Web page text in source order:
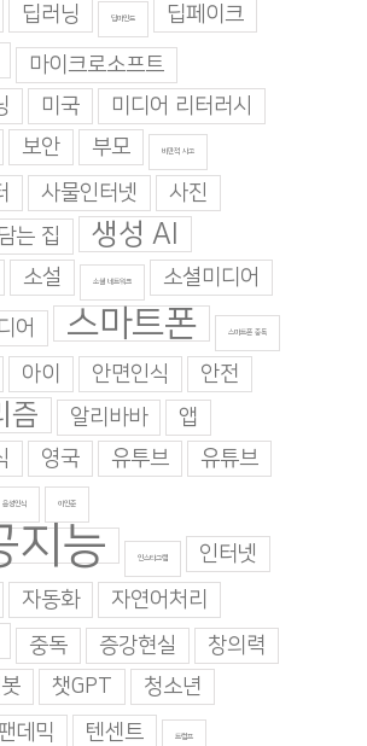
평균의 기계 — AI는 이야기
를 ‘쓰지만’ 구상하지는 않는
다
2026년 7월 27일. 월요일
0 댓글
배려가 만든 부정
2026년 7월 23일.
0 댓글
딥러닝 딥마인드 딥페이크
마이크로소프트
미국
미디어 리터러시
보안 부모 비판적 사고
사물인터넷
사진
는 집
생성 AI
소설 소셜 네트워크 소셜미디어
어 스마트폰 스마트폰 중독
아이 안면인식 안전
즘 알리바바
앱
영국 유투브
유튜브
음성인식 이인준
지능 인스타그램
인터넷
자동화 자연어처리
중독 증강현실 창의력
챗GPT
청소년
데믹
텐센트 트럼프